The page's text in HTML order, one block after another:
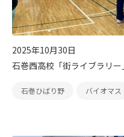
2025年10月30日
石巻西高校「街ライブラリ
石巻ひばり野 バイオマス